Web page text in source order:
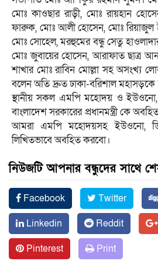
মোঃ কাওছার রাড়ী, মোঃ রায়হান
ফারুক, মোঃ আলী হোসেন, মোঃ রিয়াজুল
মোঃ সোহেল, মরহুমের বন্ধু সেতু
মোঃ জুবায়ের হোসেন, আরাফাত ছাত্র
শাখার মোঃ রাবিন মোল্লা সহ অসংখ্য
বলেন অতি দ্রুত ঢাকা-বরিশাল মহাসড়কে
স্থানীয় সকল এমপি মহোদয় ও ইউওনো,
বাংলাদেশ সরকারের প্রধানমন্ত্রী কে
আমরা এমপি মহোদয়সহ ইউওনো,
লিখিতভাবে অবহিত করবো।
নিউজটি আপনার বন্ধুদের সাথে
Facebook Twitter
Linkedin
Reddit
Pinterest
Print